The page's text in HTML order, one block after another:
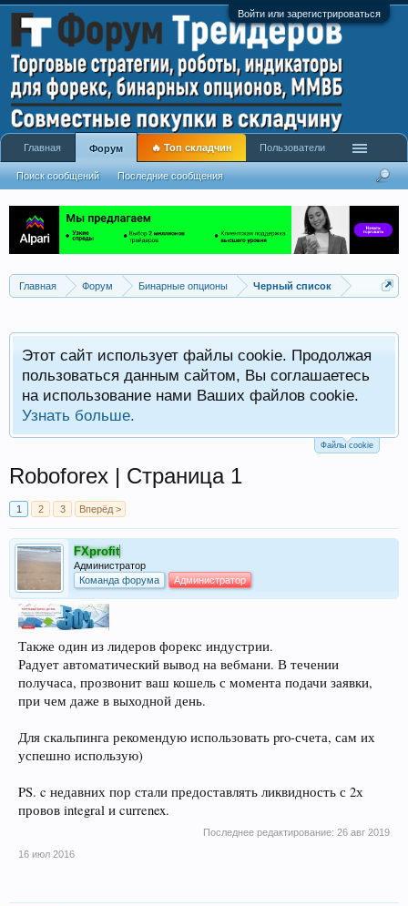
Войти или зарегистрироваться
Главная Форум Бинарные опционы Черный список
Этот сайт использует файлы cookie. Продолжая
пользоваться данным сайтом, Вы соглашаетесь
на использование нами Ваших файлов cookie.
Узнать больше.
Файлы cookie
Roboforex | Страница 1
1 2 3 Вперёд >
FXprofit
Администратор
Команда форума
Администратор
Также один из лидеров форекс индустрии.
Радует автоматический вывод на вебмани. В течении
получаса, прозвонит ваш кошель с момента подачи заявки,
при чем даже в выходной день.
Для скальпинга рекомендую использовать pro-счета, сам их
успешно использую)
PS. c недавних пор стали предоставлять ликвидность с 2х
провов integral и currenex.
Последнее редактирование: 26 авг 2019
16 июл 2016
Главная Форум
Поиск сообщений Последние сообщения
🔥 Топ складчин Пользователи